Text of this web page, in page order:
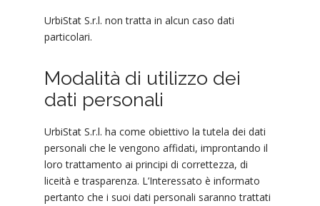
UrbiStat S.r.l. non tratta in alcun caso dati
particolari.
Modalità di utilizzo dei
dati personali
UrbiStat S.r.l. ha come obiettivo la tutela dei dati
personali che le vengono affidati, improntando il
loro trattamento ai principi di correttezza, di
liceità e trasparenza. L’Interessato è informato
pertanto che i suoi dati personali saranno trattati